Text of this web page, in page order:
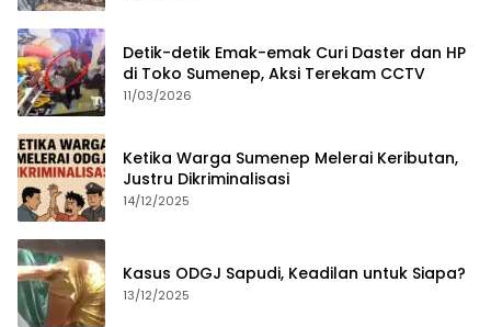
Detik-detik Emak-emak Curi Daster dan HP
di Toko Sumenep, Aksi Terekam CCTV
11/03/2026
Ketika Warga Sumenep Melerai Keributan,
Justru Dikriminalisasi
14/12/2025
Kasus ODGJ Sapudi, Keadilan untuk Siapa?
13/12/2025